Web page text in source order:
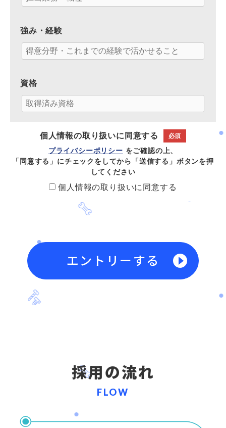
強み・経験
資格
個人情報の取り扱いに同意する 必須
プライバシーポリシー をご確認の上、
「同意する」にチェックをしてから「送信する」ボタンを押
してください
個人情報の取り扱いに同意する
採用の流れ
FLOW